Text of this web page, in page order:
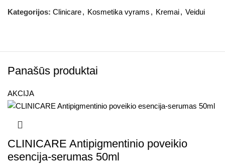
Kategorijos: Clinicare, Kosmetika vyrams , Kremai, Veidui
Panašūs produktai
AKCIJA
CLINICARE Antipigmentinio poveikio
esencija-serumas 50ml